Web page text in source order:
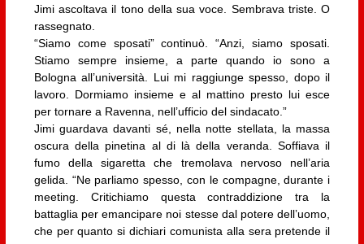
Jimi ascoltava il tono della sua voce. Sembrava triste. O
rassegnato.
“Siamo come sposati” continuò. “Anzi, siamo sposati.
Stiamo sempre insieme, a parte quando io sono a
Bologna all’università. Lui mi raggiunge spesso, dopo il
lavoro. Dormiamo insieme e al mattino presto lui esce
per tornare a Ravenna, nell’ufficio del sindacato.”
Jimi guardava davanti sé, nella notte stellata, la massa
oscura della pinetina al di là della veranda. Soffiava il
fumo della sigaretta che tremolava nervoso nell’aria
gelida. “Ne parliamo spesso, con le compagne, durante i
meeting. Critichiamo questa contraddizione tra la
battaglia per emancipare noi stesse dal potere dell’uomo,
che per quanto si dichiari comunista alla sera pretende il